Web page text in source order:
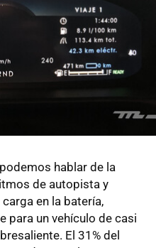
hablar de la
de autopista y
en la batería,
para un vehículo de casi
El 31% del